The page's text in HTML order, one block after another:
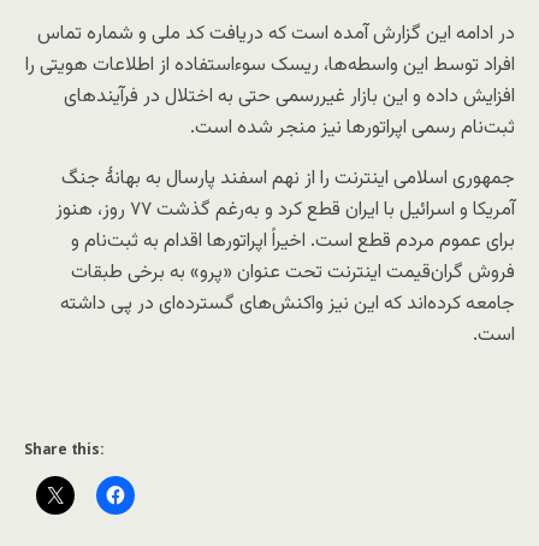
در ادامه این گزارش آمده است که دریافت کد ملی و شماره تماس
افراد توسط این واسطه‌ها، ریسک سوءاستفاده از اطلاعات هویتی را
افزایش داده و این بازار غیررسمی حتی به اختلال در فرآیندهای
ثبت‌نام رسمی اپراتورها نیز منجر شده است.
جمهوری اسلامی اینترنت را از نهم اسفند پارسال به بهانهٔ جنگ
آمریکا و اسرائیل با ایران قطع کرد و به‌رغم گذشت ۷۷ روز، هنوز
برای عموم مردم قطع است. اخیراً اپراتورها اقدام به ثبت‌نام و
فروش گران‌قیمت اینترنت تحت عنوان «پرو» به برخی طبقات
جامعه کرده‌اند که این نیز واکنش‌های گسترده‌ای در پی داشته
است.
Share this: